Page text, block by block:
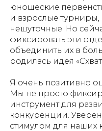
юношеские
и взрослые турниры,
нешуточные. Но
фиксировать эти
объединить их в
родилась идея
Я очень позитивно
Мы не просто
инструмент для
конкуренции. Уверен,
стимулом для наших